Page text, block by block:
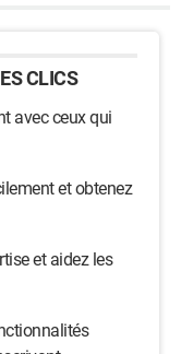
CLICS
avec ceux qui
et obtenez
et aidez les